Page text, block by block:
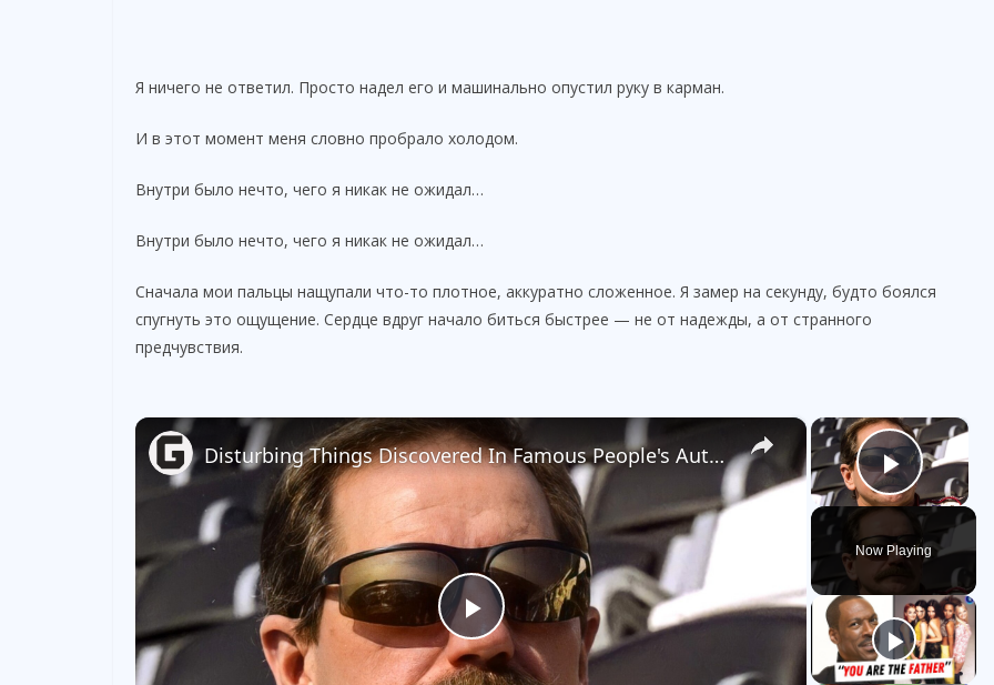
Я ничего не ответил. Просто надел его и машинально опустил руку в карман.
И в этот момент меня словно пробрало холодом.
Внутри было нечто, чего я никак не ожидал…
Внутри было нечто, чего я никак не ожидал…
Сначала мои пальцы нащупали что-то плотное, аккуратно сложенное. Я замер на секунду, будто боялся
спугнуть это ощущение. Сердце вдруг начало биться быстрее — не от надежды, а от странного
предчувствия.
×
Play
Now Playing
×
P
Disturbing Things Discovered In Famous People's Autopsies